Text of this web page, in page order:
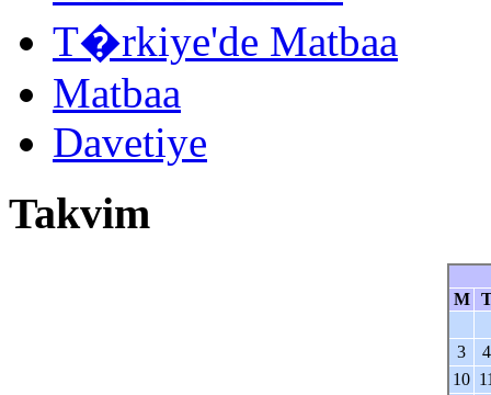
T�rkiye'de Matbaa
Matbaa
Davetiye
Takvim
M
3
4
10